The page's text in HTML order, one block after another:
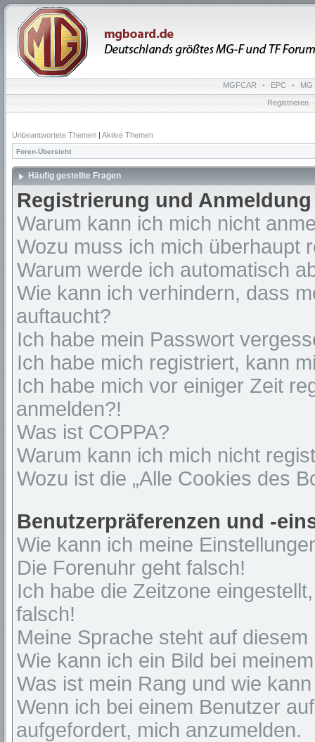
MGFCAR • EPC • MG
Registrieren
Unbeantwortete Themen | Aktive Themen
Foren-Übersicht
Häufig gestellte Fragen
Registrierung und Anmeldung
Warum kann ich mich nicht
Wozu muss ich mich überhaupt
Warum werde ich automatisch
Wie kann ich verhindern, dass
auftaucht?
Ich habe mein Passwort
Ich habe mich registriert, kann
Ich habe mich vor einiger Zeit
anmelden?!
Was ist COPPA?
Warum kann ich mich nicht
Wozu ist die „Alle Cookies des
Benutzerpräferenzen und -
Wie kann ich meine
Die Forenuhr geht falsch!
Ich habe die Zeitzone
falsch!
Meine Sprache steht auf
Wie kann ich ein Bild bei
Was ist mein Rang und wie
Wenn ich bei einem Benutzer
aufgefordert, mich anzumelden.